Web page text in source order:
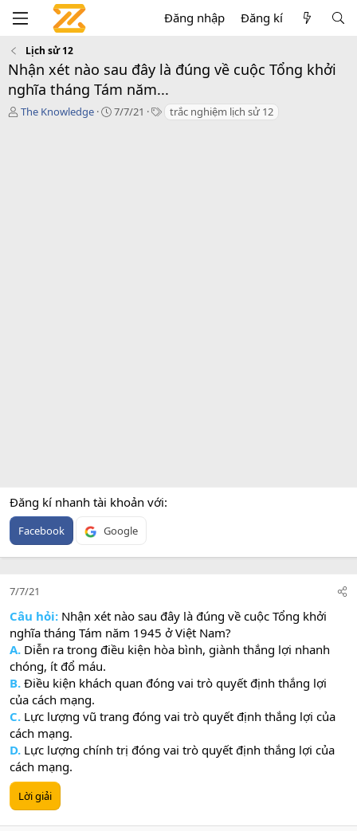
Đăng nhập Đăng kí
Lịch sử 12
Nhận xét nào sau đây là đúng về cuộc Tổng khởi
nghĩa tháng Tám năm...
T
The Knowledge
C
7/7/21
T trắc nghiệm lịch sử 12
Đăng kí nhanh tài khoản với
Facebook Google
7/7/21
Câu hỏi: Nhận xét nào sau đây là đúng về cuộc Tổng khởi
nghĩa tháng Tám năm 1945 ở Việt Nam?
A. Diễn ra trong điều kiện hòa bình, giành thắng lợi nhanh
chóng, ít đổ máu.
B. Điều kiện khách quan đóng vai trò quyết định thắng lợi
của cách mạng.
C. Lực lượng vũ trang đóng vai trò quyết định thắng lợi của
cách mạng.
D. Lực lượng chính trị đóng vai trò quyết định thắng lợi của
cách mạng.
Lời giải